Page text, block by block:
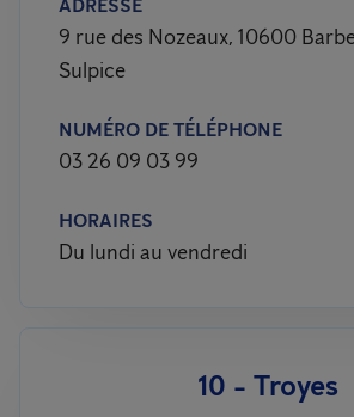
ADRESSE
9 rue des Nozeaux, 10600
Sulpice
NUMÉRO DE TÉLÉPHONE
03 26 09 03 99
HORAIRES
Du lundi au vendredi
10 - Troyes